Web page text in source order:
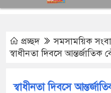
প্রচ্ছদ
সমসাময়িক
স্বাধীনতা দিবসে আন্তর্জাতিক
স্বাধীনতা দিবসে